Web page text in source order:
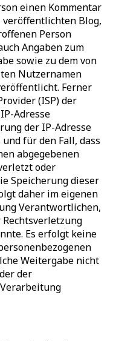
einen Kommentar
Blog,
Person
Angaben zum
sowie zu dem von
Nutzernamen
Ferner
(ISP) der
Adresse
der IP-Adresse
für den Fall, dass
abgegebenen
oder
Speicherung dieser
daher im eigenen
Verantwortlichen,
Es erfolgt keine
Weitergabe nicht
der